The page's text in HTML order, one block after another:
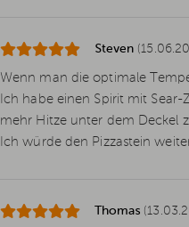
Steven
Wenn man die optimale
Ich habe einen Spirit mit
mehr Hitze unter dem Deckel
Ich würde den Pizzastein
Thomas